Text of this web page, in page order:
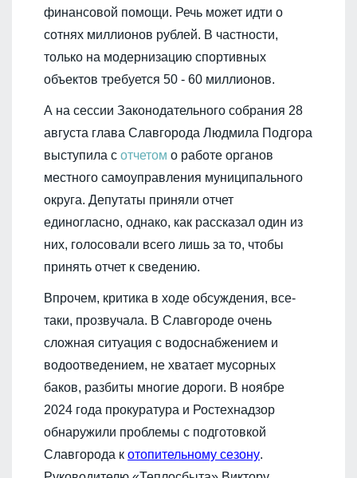
финансовой помощи. Речь может идти о
сотнях миллионов рублей. В частности,
только на модернизацию спортивных
объектов требуется 50 - 60 миллионов.
А на сессии Законодательного собрания 28
августа глава Славгорода Людмила Подгора
выступила с отчетом о работе органов
местного самоуправления муниципального
округа. Депутаты приняли отчет
единогласно, однако, как рассказал один из
них, голосовали всего лишь за то, чтобы
принять отчет к сведению.
Впрочем, критика в ходе обсуждения, все-
таки, прозвучала. В Славгороде очень
сложная ситуация с водоснабжением и
водоотведением, не хватает мусорных
баков, разбиты многие дороги. В ноябре
2024 года прокуратура и Ростехнадзор
обнаружили проблемы с подготовкой
Славгорода к отопительному сезону.